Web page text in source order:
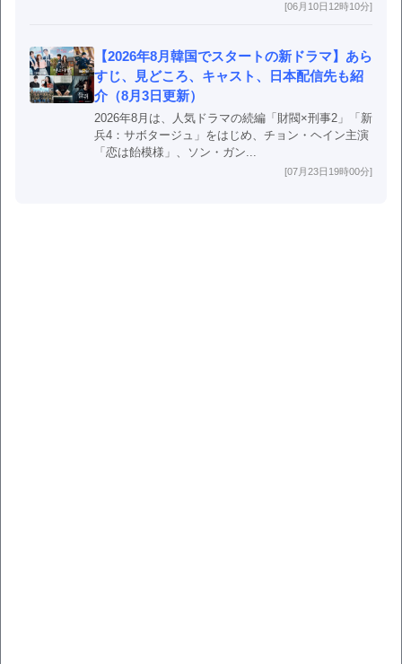
[06月10日12時10分]
【2026年8月韓国でスタートの新ドラマ】あら
すじ、見どころ、キャスト、日本配信先も紹
介（8月3日更新）
2026年8月は、人気ドラマの続編「財閥×刑事2」「新
兵4：サボタージュ」をはじめ、チョン・ヘイン主演
「恋は飴模様」、ソン・ガン...
[07月23日19時00分]